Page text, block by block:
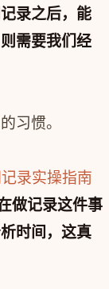
录之后，能
需要我们经
习惯。
录实操指南
做记录这件事
时间，这真